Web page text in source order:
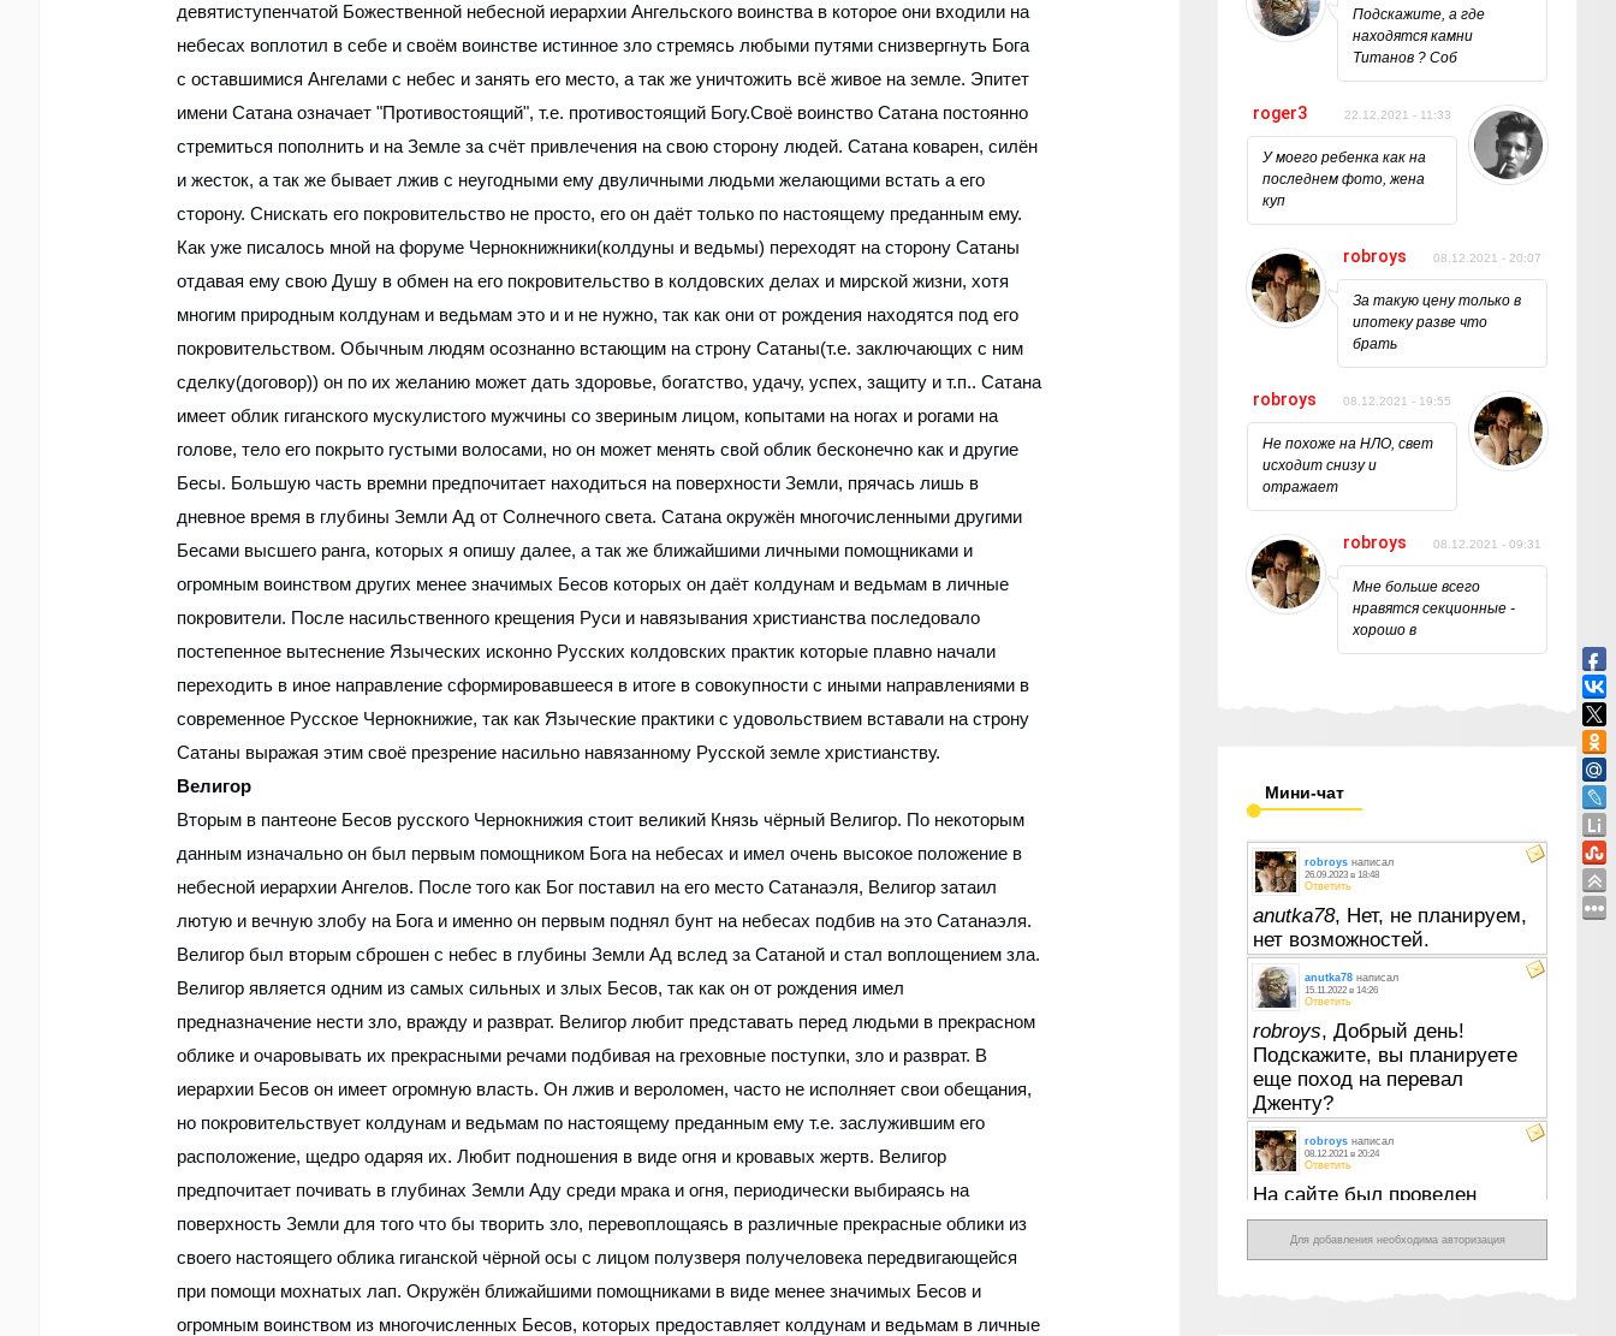
девятиступенчатой Божественной небесной иерархии Ангельского воинства в которое они входили на
небесах воплотил в себе и своём воинстве истинное зло стремясь любыми путями снизвергнуть Бога
с оставшимися Ангелами с небес и занять его место, а так же уничтожить всё живое на земле. Эпитет
имени Сатана означает "Противостоящий", т.е. противостоящий Богу.Своё воинство Сатана постоянно
стремиться пополнить и на Земле за счёт привлечения на свою сторону людей. Сатана коварен, силён
и жесток, а так же бывает лжив с неугодными ему двуличными людьми желающими встать а его
сторону. Снискать его покровительство не просто, его он даёт только по настоящему преданным ему.
Как уже писалось мной на форуме Чернокнижники(колдуны и ведьмы) переходят на сторону Сатаны
отдавая ему свою Душу в обмен на его покровительство в колдовских делах и мирской жизни, хотя
многим природным колдунам и ведьмам это и и не нужно, так как они от рождения находятся под его
покровительством. Обычным людям осознанно встающим на строну Сатаны(т.е. заключающих с ним
сделку(договор)) он по их желанию может дать здоровье, богатство, удачу, успех, защиту и т.п.. Сатана
имеет облик гиганского мускулистого мужчины со звериным лицом, копытами на ногах и рогами на
голове, тело его покрыто густыми волосами, но он может менять свой облик бесконечно как и другие
Бесы. Большую часть времни предпочитает находиться на поверхности Земли, прячась лишь в
дневное время в глубины Земли Ад от Солнечного света. Сатана окружён многочисленными другими
Бесами высшего ранга, которых я опишу далее, а так же ближайшими личными помощниками и
огромным воинством других менее значимых Бесов которых он даёт колдунам и ведьмам в личные
покровители. После насильственного крещения Руси и навязывания христианства последовало
постепенное вытеснение Языческих исконно Русских колдовских практик которые плавно начали
переходить в иное направление сформировавшееся в итоге в совокупности с иными направлениями в
современное Русское Чернокнижие, так как Языческие практики с удовольствием вставали на строну
Сатаны выражая этим своё презрение насильно навязанному Русской земле христианству.
Велигор
Вторым в пантеоне Бесов русского Чернокнижия стоит великий Князь чёрный Велигор. По некоторым
данным изначально он был первым помощником Бога на небесах и имел очень высокое положение в
небесной иерархии Ангелов. После того как Бог поставил на его место Сатанаэля, Велигор затаил
лютую и вечную злобу на Бога и именно он первым поднял бунт на небесах подбив на это Сатанаэля.
Велигор был вторым сброшен с небес в глубины Земли Ад вслед за Сатаной и стал воплощением зла.
Велигор является одним из самых сильных и злых Бесов, так как он от рождения имел
предназначение нести зло, вражду и разврат. Велигор любит представать перед людьми в прекрасном
облике и очаровывать их прекрасными речами подбивая на греховные поступки, зло и разврат. В
иерархии Бесов он имеет огромную власть. Он лжив и вероломен, часто не исполняет свои обещания,
но покровительствует колдунам и ведьмам по настоящему преданным ему т.е. заслужившим его
расположение, щедро одаряя их. Любит подношения в виде огня и кровавых жертв. Велигор
предпочитает почивать в глубинах Земли Аду среди мрака и огня, периодически выбираясь на
поверхность Земли для того что бы творить зло, перевоплощаясь в различные прекрасные облики из
своего настоящего облика гиганской чёрной осы с лицом полузверя получеловека передвигающейся
при помощи мохнатых лап. Окружён ближайшими помощниками в виде менее значимых Бесов и
огромным воинством из многочисленных Бесов, которых предоставляет колдунам и ведьмам в личные
Подскажите, а где
находятся камни
Титанов ? Соб
roger3 22.12.2021 - 11:33
У моего ребенка как на
последнем фото, жена
куп
robroys 08.12.2021 - 20:07
За такую цену только в
ипотеку разве что
брать
robroys 08.12.2021 - 19:55
Не похоже на НЛО, свет
исходит снизу и
отражает
robroys 08.12.2021 - 09:31
Мне больше всего
нравятся секционные -
хорошо в
Мини-чат
Для добавления необходима авторизация